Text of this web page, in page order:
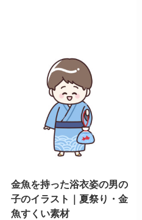
金魚を持った浴衣姿の男の
子のイラスト｜夏祭り・金
魚すくい素材